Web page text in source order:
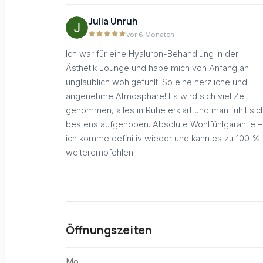
Julia Unruh
vor 6 Monaten
Ich war für eine Hyaluron-Behandlung in der
Ästhetik Lounge und habe mich von Anfang an
unglaublich wohlgefühlt. So eine herzliche und
angenehme Atmosphäre! Es wird sich viel Zeit
genommen, alles in Ruhe erklärt und man fühlt
bestens aufgehoben. Absolute Wohlfühlgarantie –
ich komme definitiv wieder und kann es zu 100 %
weiterempfehlen.
Öffnungszeiten